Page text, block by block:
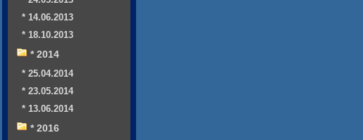
* 14.06.2013
* 18.10.2013
* 2014
* 25.04.2014
* 23.05.2014
* 13.06.2014
* 2016